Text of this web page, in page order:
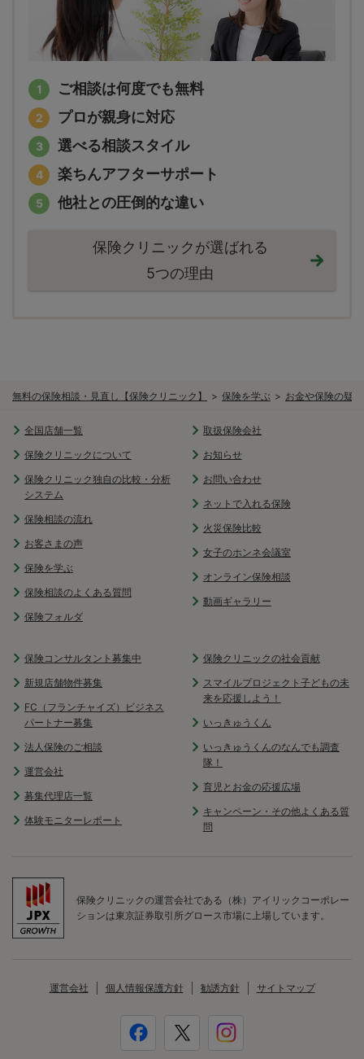
無料の保険相談・見直し【保険クリニック】 保険を学ぶ お金や保険の疑
ご相談は何度でも無料
プロが親身に対応
選べる相談スタイル
楽ちんアフターサポート
他社との圧倒的な違い
保険クリニックが選ばれる
5つの理由
全国店舗一覧
保険クリニックについて
保険クリニック独自の比較・分析
システム
保険相談の流れ
お客さまの声
保険を学ぶ
保険相談のよくある質問
保険フォルダ
取扱保険会社
お知らせ
お問い合わせ
ネットで入れる保険
火災保険比較
女子のホンネ会議室
オンライン保険相談
動画ギャラリー
保険コンサルタント募集中
新規店舗物件募集
FC（フランチャイズ）ビジネス
パートナー募集
法人保険のご相談
運営会社
募集代理店一覧
体験モニターレポート
保険クリニックの社会貢献
スマイルプロジェクト子どもの未
来を応援しよう！
いっきゅうくん
いっきゅうくんのなんでも調査
隊！
育児とお金の応援広場
キャンペーン・その他よくある質
問
保険クリニックの運営会社である（株）アイリックコーポレー
ションは東京証券取引所グロース市場に上場しています。
運営会社 個人情報保護方針 勧誘方針 サイトマップ